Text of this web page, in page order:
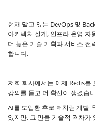
현재 맡고 있는 DevOps 및
아키텍처 설계, 인프라 운영 자
더 높은 기술 기획과 서비스
합니다.
저희 회사에서는 이제 Redis를
강의를 듣고 더 확신이 생겼습
AI를 도입한 후로 저처럼 개발
있지만, 그 만큼 기술적 격차가